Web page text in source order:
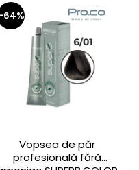
Vopsea de păr
profesională fără